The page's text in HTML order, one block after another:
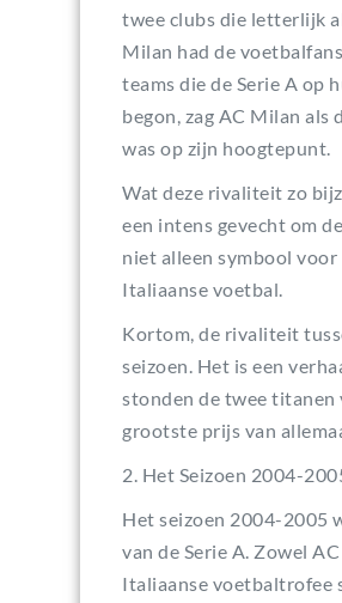
twee clubs die letterlijk
Milan had de
teams die de Serie A op
begon, zag AC Milan
was op zijn hoogtepunt.
Wat deze rivaliteit zo
een intens gevecht om
niet alleen symbool
Italiaanse voetbal.
Kortom, de rivaliteit
seizoen. Het is een
stonden de twee titanen
grootste prijs van
2. Het Seizoen 2004-
Het seizoen 2004-2005
van de Serie A. Zowel
Italiaanse voetbaltrofee